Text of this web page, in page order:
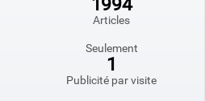
Articles
Seulement
1
Publicité par visite